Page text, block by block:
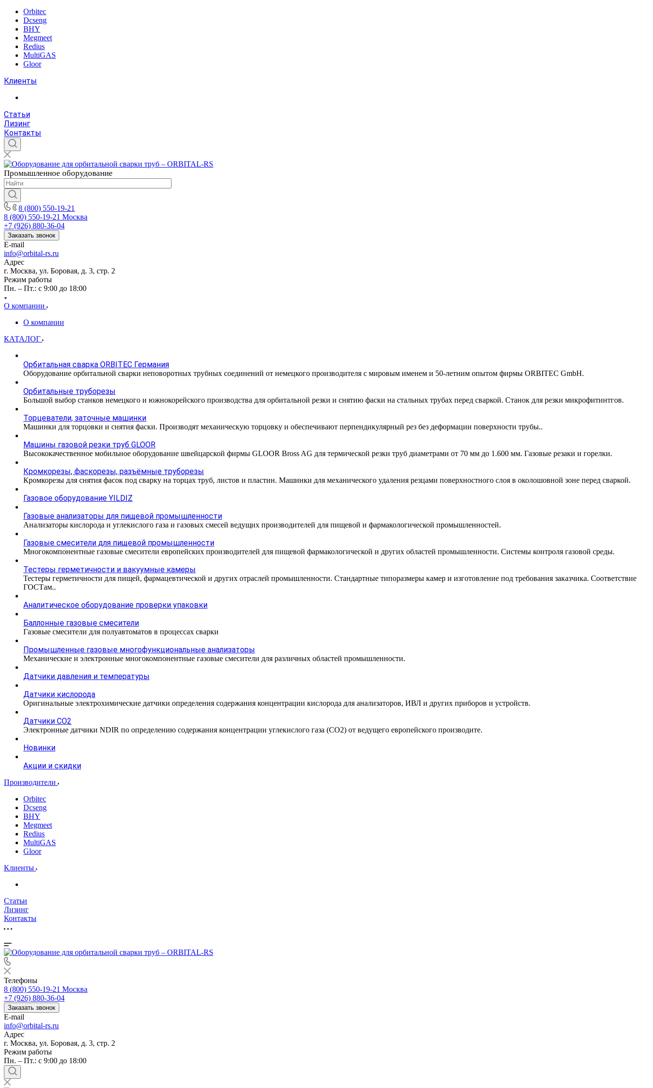
Orbitec
Dcseng
BHY
Megmeet
Redius
MultiGAS
Gloor
Клиенты
Статьи
Лизинг
Контакты
Промышленное оборудование
8 (800) 550-19-21
8 (800) 550-19-21 Москва
+7 (926) 880-36-04
Заказать звонок
E-mail
info@orbital-rs.ru
Адрес
г. Москва, ул. Боровая, д. 3, стр. 2
Режим работы
Пн. – Пт.: с 9:00 до 18:00
О компании
О компании
КАТАЛОГ
Орбитальная сварка ORBITEC Германия
Оборудование орбитальной сварки неповоротных трубных соединений от немецкого производителя с мировым именем и 50-летним опытом фирмы ORBITEC GmbH.
Орбитальные труборезы
Большой выбор станков немецкого и южнокорейского производства для орбитальной резки и снятию фаски на стальных трубах перед сваркой. Станок для резки микрофитинтгов.
Торцеватели, заточные машинки
Машинки для торцовки и снятия фаски. Производят механическую торцовку и обеспечивают перпендикулярный рез без деформации поверхности трубы..
Машины газовой резки труб GLOOR
Высококачественное мобильное оборудование швейцарской фирмы GLOOR Bross AG для термической резки труб диаметрами от 70 мм до 1.600 мм. Газовые резаки и горелки.
Кромкорезы, фаскорезы, разъёмные труборезы
Кромкорезы для снятия фасок под сварку на торцах труб, листов и пластин. Машинки для механического удаления резцами поверхностного слоя в околошовной зоне перед сваркой.
Газовое оборудование YILDIZ
Газовые анализаторы для пищевой промышленности
Анализаторы кислорода и углекислого газа и газовых смесей ведущих производителей для пищевой и фармакологической промышленностей.
Газовые смесители для пищевой промышленности
Многокомпонентные газовые смесители европейских производителей для пищевой фармакологической и других областей промышленности. Системы контроля газовой среды.
Тестеры герметичности и вакуумные камеры
Тестеры герметичности для пищей, фармацевтической и других отраслей промышленности. Стандартные типоразмеры камер и изготовление под требования заказчика. Соответствие
ГОСТам..
Аналитическое оборудование проверки упаковки
Баллонные газовые смесители
Газовые смесители для полуавтоматов в процессах сварки
Промышленные газовые многофункциональные анализаторы
Механические и электронные многокомпонентные газовые смесители для различных областей промышленности.
Датчики давления и температуры
Датчики кислорода
Оригинальные электрохимические датчики определения содержания концентрации кислорода для анализаторов, ИВЛ и других приборов и устройств.
Датчики CO2
Электронные датчики NDIR по определению содержания концентрации углекислого газа (СО2) от ведущего европейского производите.
Новинки
Акции и скидки
Производители
Orbitec
Dcseng
BHY
Megmeet
Redius
MultiGAS
Gloor
Клиенты
Статьи
Лизинг
Контакты
Телефоны
8 (800) 550-19-21 Москва
+7 (926) 880-36-04
Заказать звонок
E-mail
info@orbital-rs.ru
Адрес
г. Москва, ул. Боровая, д. 3, стр. 2
Режим работы
Пн. – Пт.: с 9:00 до 18:00